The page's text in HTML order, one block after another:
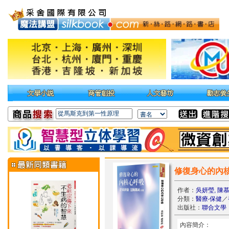
修復身心的內
作者： 吳妍瑩, 陳
分類： 醫療‧保健 ／
出版社： 聯合文學
內容簡介：